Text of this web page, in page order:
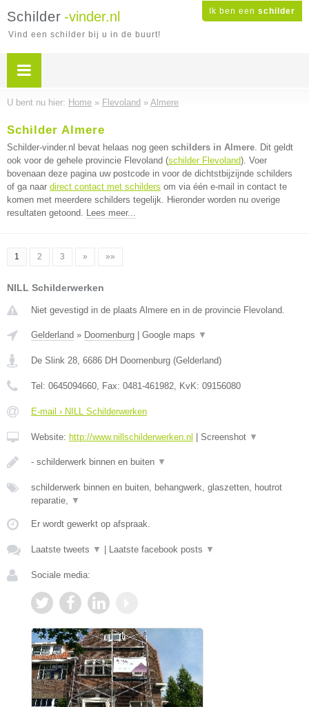
Ik ben een schilder
Schilder -vinder.nl
Vind een schilder bij u in de buurt!
U bent nu hier: Home » Flevoland » Almere
Schilder Almere
Schilder-vinder.nl bevat helaas nog geen schilders in Almere. Dit geldt
ook voor de gehele provincie Flevoland (schilder Flevoland). Voer
bovenaan deze pagina uw postcode in voor de dichtstbijzijnde schilders
of ga naar direct contact met schilders om via één e-mail in contact te
komen met meerdere schilders tegelijk. Hieronder worden nu overige
resultaten getoond. Lees meer...
1 2 3 » »»
NILL Schilderwerken
Niet gevestigd in de plaats Almere en in de provincie Flevoland.
Gelderland » Doornenburg Google maps ▼
De Slink 28, 6686 DH Doornenburg (Gelderland)
Tel: 0645094660, Fax: 0481-461982, KvK: 09156080
E-mail › NILL Schilderwerken
Website: http://www.nillschilderwerken.nl Screenshot ▼
- schilderwerk binnen en buiten ▼
schilderwerk binnen en buiten, behangwerk, glaszetten, houtrot
reparatie, ▼
Er wordt gewerkt op afspraak.
Laatste tweets ▼ Laatste facebook posts ▼
Sociale media: